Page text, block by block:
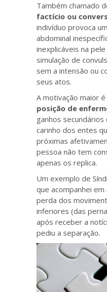
Também chamado
factício ou
indivíduo provoca
abdominal
inexplicáveis na
simulação de
sem a intensão ou
seus atos.
A motivação maior
posição de
ganhos secundários
carinho dos entes
próximas
pessoa não tem
apenas os replica.
Um exemplo de
que acompanhei
perda dos
inferiores (das
após receber a
pediu a separação.